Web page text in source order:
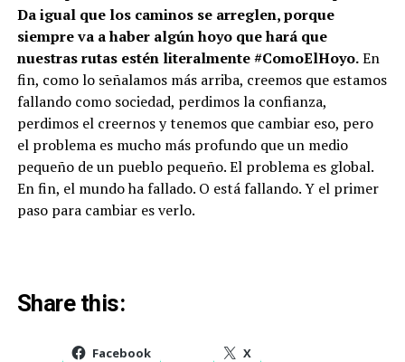
Da igual que los caminos se arreglen, porque
siempre va a haber algún hoyo que hará que
nuestras rutas estén literalmente #ComoElHoyo.En
fin, como lo señalamos más arriba, creemos que estamos
fallando como sociedad, perdimos la confianza,
perdimos el creernos y tenemos que cambiar eso, pero
el problema es mucho más profundo que un medio
pequeño de un pueblo pequeño. El problema es global.
En fin, el mundo ha fallado. O está fallando. Y el primer
paso para cambiar es verlo.
Share this:
Facebook X